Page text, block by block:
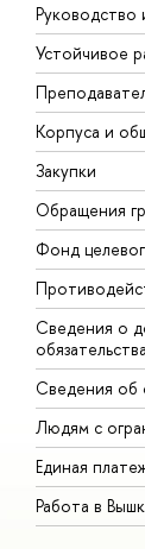
Руководство
Устойчивое
Корпуса и
Закупки
Обращения
Фонд
Сведения о
Сведения об
Людям с
Единая
Работа в